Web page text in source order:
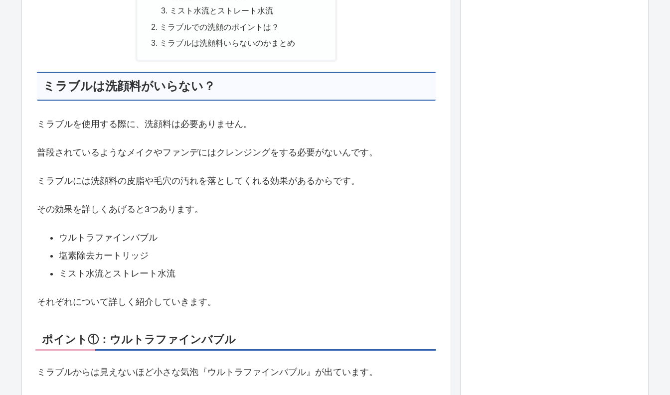
ミスト水流とストレート水流
ミラブルでの洗顔のポイントは？
ミラブルは洗顔料いらないのかまとめ
ミラブルは洗顔料がいらない？
ミラブルを使用する際に、洗顔料は必要ありません。
普段されているようなメイクやファンデにはクレンジングをする必要がないんです。
ミラブルには洗顔料の皮脂や毛穴の汚れを落としてくれる効果があるからです。
その効果を詳しくあげると3つあります。
ウルトラファインバブル
塩素除去カートリッジ
ミスト水流とストレート水流
それぞれについて詳しく紹介していきます。
ポイント①：ウルトラファインバブル
ミラブルからは見えないほど小さな気泡『ウルトラファインバブル』が出ています。